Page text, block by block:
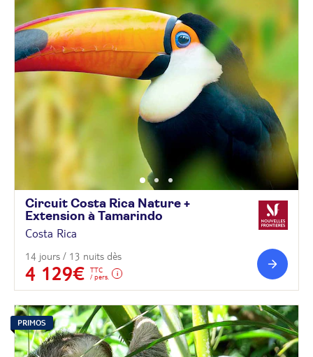
Circuit Costa Rica Nature +
Extension à Tamarindo
Costa Rica
14 jours / 13 nuits dès
4 129€
TTC
/ pers.
PRIMOS